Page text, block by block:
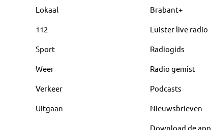
Lokaal
112
Sport
Weer
Verkeer
Uitgaan
Brabant+
Luister live radio
Radiogids
Radio gemist
Podcasts
Nieuwsbrieven
Download de app